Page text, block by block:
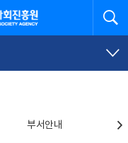
부서안내